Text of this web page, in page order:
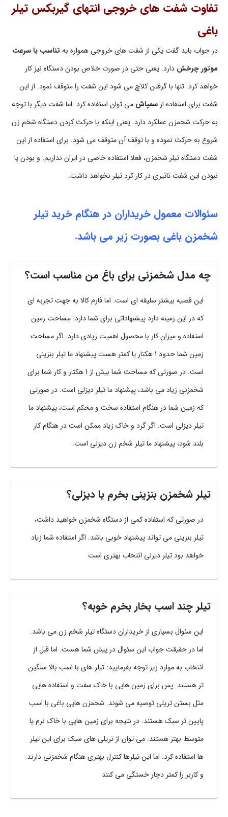
تفاوت شفت های خروجی انتهای گیربکس تیلر
باغی
در جواب باید گفت یکی از شفت های خروجی همواره به تناسب با سرعت
موتور چرخش دارد. یعنی حتی در صورت خلاص بودن دستگاه نیز کار
خواهد کرد. تنها با گرفتن کلاچ می شود این شفت را متوقف نمود. از این
شفت برای استفاده از سمپاش می توان استفاده کرد. اما شفت دیگر با توجه
به حرکت شخمزن عملکرد دارد. یعنی اینکه با حرکت کردن دستگاه شخم زن
شروع به حرکت نموده و با توقف آن متوقف می شود. برای استفاده از این
شفت دستگاه تیلر شخمزن، فعلا استفاده خاصی در ایران نداریم. و بودن یا
نبودن این شفت تاثیری در کار کرد تیلر نخواهد داشت.
سئوالات معمول خریداران در هنگام خرید تیلر
شخمزن باغی بصورت زیر می باشد.
چه مدل شخمزنی برای باغ من مناسب است؟
این قضیه بیشتر سلیقه ای است. اما فارم کالا به جهت تجربه ای
که در این زمینه دارد پیشنهاداتی برای شما دارد. مساحت زمین
استفاده و میزان کار با محصول اهمیت زیادی دارد. اگر مساحت
زمین شما حدود 1 هکتار یا کمتر هست پیشنهاد ما تیلر بنزینی
است. در صورتی که مساحت شما بیش از 1 هکتار و کار شما برای
شخمزنی زیاد می باشد، پیشنهاد ما تیلر دیزلی است. در صورتی
که زمین شما در هنگام استفاده سخت و محکم است، پیشنهاد ما
تیلر دیزلی است. اگر گرد و خاک زیاد ممکن است در هنگام کار
بلند شود، پیشنهاد ما تیلر شخم زن دیزلی است.
تیلر شخمزن بنزینی بخرم یا دیزلی؟
در صورتی که استفاده کمی از دستگاه شخمزن خواهید داشت،
تیلر بنزینی می تواند پیشنهاد خوبی باشد. اگر استفاده شما زیاد
خواهد بود تیلر دیزلی انتخاب بهتری است
تیلر چند اسب بخار بخرم خوبه؟
این سئوال بسیاری از خریداران دستگاه تیلر شخم زن می باشد.
اما در حقیقت جواب این سئوال در پیش شما هست. اما قبل از
انتخاب به موارد زیر توجه بفرمایید: تیلر های با اسب بالا سنگین
تر هستند. پس برای زمین هایی با خاک سفت و استفاده هایی
مثل بستن تریلی توصیه می شوند. شخمزن هایی باغی با اسب
پایین تر سبک هستند. در نتیجه برای زمین هایی با خاک نرم یا
متوسط بهتر هستند. می توان از تریلی های سبک برای این تیلر
ها استفاده کرد. اما این تیلرها کنترل بهتری هنگام شخمزنی دارند
و کاربر را کمتر دچار خستگی می کنند